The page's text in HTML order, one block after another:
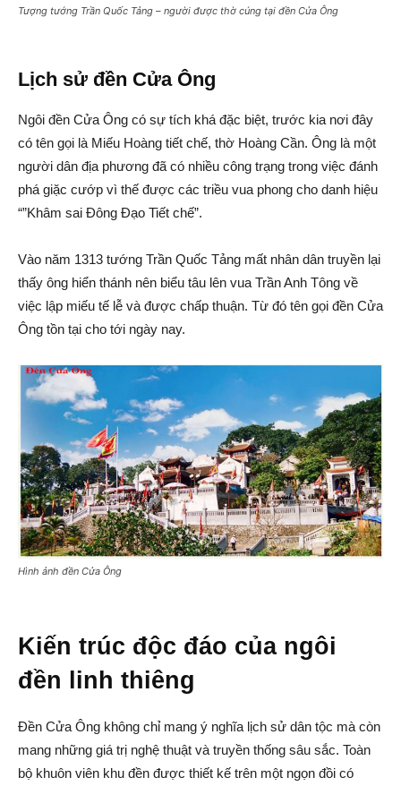
Tượng tướng Trần Quốc Tảng – người được thờ cúng tại đền Cửa Ông
Lịch sử đền Cửa Ông
Ngôi đền Cửa Ông có sự tích khá đặc biệt, trước kia nơi đây
có tên gọi là Miếu Hoàng tiết chế, thờ Hoàng Cần. Ông là một
người dân địa phương đã có nhiều công trạng trong việc đánh
phá giặc cướp vì thế được các triều vua phong cho danh hiệu
“”Khâm sai Đông Đạo Tiết chế”.
Vào năm 1313 tướng Trần Quốc Tảng mất nhân dân truyền lại
thấy ông hiển thánh nên biểu tâu lên vua Trần Anh Tông về
việc lập miếu tế lễ và được chấp thuận. Từ đó tên gọi đền Cửa
Ông tồn tại cho tới ngày nay.
Hình ảnh đền Cửa Ông
Kiến trúc độc đáo của ngôi
đền linh thiêng
Đền Cửa Ông không chỉ mang ý nghĩa lịch sử dân tộc mà còn
mang những giá trị nghệ thuật và truyền thống sâu sắc. Toàn
bộ khuôn viên khu đền được thiết kế trên một ngọn đồi có